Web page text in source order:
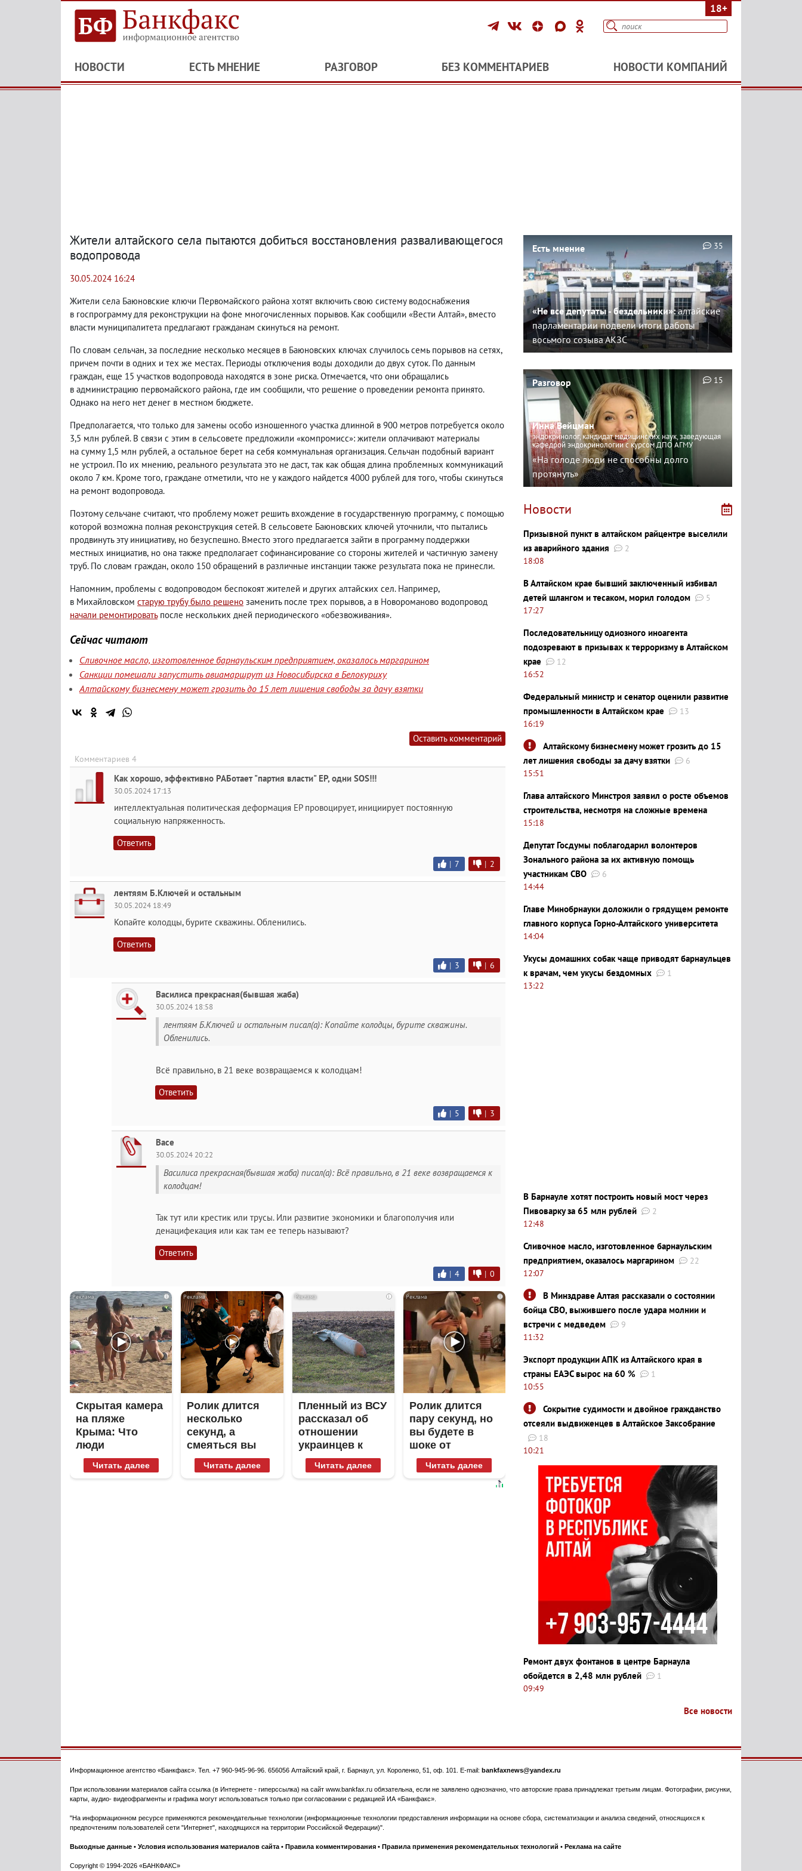
18+
НОВОСТИ ЕСТЬ МНЕНИЕ РАЗГОВОР БЕЗ КОММЕНТАРИЕВ НОВОСТИ КОМПАНИЙ
Жители алтайского села пытаются добиться восстановления разваливающегося
водопровода
30.05.2024 16:24
Жители села Баюновские ключи Первомайского района хотят включить свою систему водоснабжения
в госпрограмму для реконструкции на фоне многочисленных порывов. Как сообщили «Вести Алтай», вместо
власти муниципалитета предлагают гражданам скинуться на ремонт.
По словам сельчан, за последние несколько месяцев в Баюновских ключах случилось семь порывов на сетях,
причем почти в одних и тех же местах. Периоды отключения воды доходили до двух суток. По данным
граждан, еще 15 участков водопровода находятся в зоне риска. Отмечается, что они обращались
в администрацию первомайского района, где им сообщили, что решение о проведении ремонта принято.
Однако на него нет денег в местном бюджете.
Предполагается, что только для замены особо изношенного участка длинной в 900 метров потребуется около
3,5 млн рублей. В связи с этим в сельсовете предложили «компромисс»: жители оплачивают материалы
на сумму 1,5 млн рублей, а остальное берет на себя коммунальная организация. Сельчан подобный вариант
не устроил. По их мнению, реального результата это не даст, так как общая длина проблемных коммуникаций
около 7 км. Кроме того, граждане отметили, что не у каждого найдется 4000 рублей для того, чтобы скинуться
на ремонт водопровода.
Поэтому сельчане считают, что проблему может решить вхождение в государственную программу, с помощью
которой возможна полная реконструкция сетей. В сельсовете Баюновских ключей уточнили, что пытались
продвинуть эту инициативу, но безуспешно. Вместо этого предлагается зайти в программу поддержки
местных инициатив, но она также предполагает софинансирование со стороны жителей и частичную замену
труб. По словам граждан, около 150 обращений в различные инстанции также результата пока не принесли.
Напомним, проблемы с водопроводом беспокоят жителей и других алтайских сел. Например,
в Михайловском старую трубу было решено заменить после трех порывов, а в Новороманово водопровод
начали ремонтироватьпосле нескольких дней периодического «обезвоживания».
Сейчас читают
Сливочное масло, изготовленное барнаульским предприятием, оказалось маргарином
Санкции помешали запустить авиамаршрут из Новосибирска в Белокуриху
Алтайскому бизнесмену может грозить до 15 лет лишения свободы за дачу взятки
Оставить комментарий
Комментариев 4
Как хорошо, эффективно РАБотает "партия власти" ЕР, одни SOS!!!
30.05.2024 17:13
интеллектуальная политическая деформация ЕР провоцирует, инициирует постоянную
социальную напряженность.
Ответить
| 7 | 2
лентяям Б.Ключей и остальным
30.05.2024 18:49
Копайте колодцы, бурите скважины. Обленились.
Ответить
| 3 | 6
Василиса прекрасная(бывшая жаба)
30.05.2024 18:58
лентяям Б.Ключей и остальным писал(а): Копайте колодцы, бурите скважины.
Обленились.
Всё правильно, в 21 веке возвращаемся к колодцам!
Ответить
| 5 | 3
Васе
30.05.2024 20:22
Василиса прекрасная(бывшая жаба) писал(а): Всё правильно, в 21 веке возвращаемся к
колодцам!
Так тут или крестик или трусы. Или развитие экономики и благополучия или
денацифекация или как там ее теперь называют?
Ответить
| 4 | 0
i
Скрытая камера
на пляже
Крыма: Что
люди
вытворяют,
когда их не
Читать далее
i
Ролик длится
несколько
секунд, а
смеяться вы
будете долго
Читать далее
i
Пленный из ВСУ
рассказал об
отношении
украинцев к
Донецку и
Луганску
Читать далее
i
Ролик длится
пару секунд, но
вы будете в
шоке от
увиденного
Читать далее
Есть мнение
«Не все депутаты - бездельники»:алтайские
парламентарии подвели итоги работы
восьмого созыва АКЗС
35
Разговор
Инна Вейцман
эндокринолог, кандидат медицинских наук, заведующая
кафедрой эндокринологии с курсом ДПО АГМУ
«На голоде люди не способны долго
протянуть»
15
Новости
Призывной пункт в алтайском райцентре выселили
из аварийного здания
2
18:08
В Алтайском крае бывший заключенный избивал
детей шлангом и тесаком, морил голодом
5
17:27
Последовательницу одиозного иноагента
подозревают в призывах к терроризму в Алтайском
крае
12
16:52
Федеральный министр и сенатор оценили развитие
промышленности в Алтайском крае
13
16:19
Алтайскому бизнесмену может грозить до 15
лет лишения свободы за дачу взятки
6
15:51
Глава алтайского Минстроя заявил о росте объемов
строительства, несмотря на сложные времена
15:18
Депутат Госдумы поблагодарил волонтеров
Зонального района за их активную помощь
участникам СВО
6
14:44
Главе Минобрнауки доложили о грядущем ремонте
главного корпуса Горно-Алтайского университета
14:04
Укусы домашних собак чаще приводят барнаульцев
к врачам, чем укусы бездомных
1
13:22
В Барнауле хотят построить новый мост через
Пивоварку за 65 млн рублей
2
12:48
Сливочное масло, изготовленное барнаульским
предприятием, оказалось маргарином
22
12:07
В Минздраве Алтая рассказали о состоянии
бойца СВО, выжившего после удара молнии и
встречи с медведем
9
11:32
Экспорт продукции АПК из Алтайского края в
страны ЕАЭС вырос на 60 %
1
10:55
Сокрытие судимости и двойное гражданство
отсеяли выдвиженцев в Алтайское Заксобрание
18
10:21
Ремонт двух фонтанов в центре Барнаула
обойдется в 2,48 млн рублей
1
09:49
Все новости
Информационное агентство «Банкфакс» . Тел. +7 960-945-96-96 656056 Алтайский край, г. Барнаул ул. Короленко, 51, оф. 101 . E-mail: bankfaxnews@yandex.ru
При использовании материалов сайта ссылка (в Интернете - гиперссылка) на сайт www.bankfax.ru обязательна, если не заявлено однозначно, что авторские права принадлежат третьим лицам. Фотографии, рисунки,
карты, аудио- видеофрагменты и графика могут использоваться только при согласовании с редакцией ИА «Банкфакс».
"На информационном ресурсе применяются рекомендательные технологии (информационные технологии предоставления информации на основе сбора, систематизации и анализа сведений, относящихся к
предпочтениям пользователей сети "Интернет", находящихся на территории Российской Федерации)".
Выходные данные • Условия использования материалов сайта • Правила комментирования • Правила применения рекомендательных технологий • Реклама на сайте
Copyright © 1994-2026 «БАНКФАКС»